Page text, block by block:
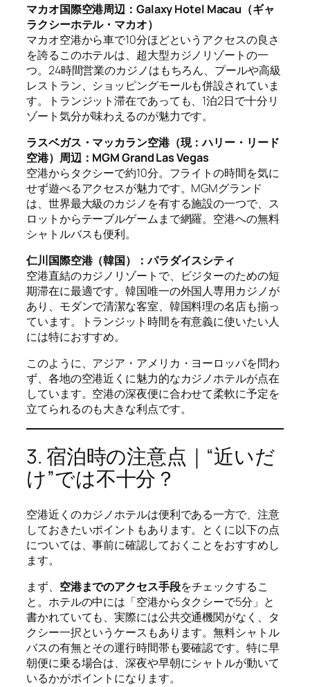
マカオ国際空港周辺：Galaxy Hotel Macau（ギャ
ラクシーホテル・マカオ）
マカオ空港から車で10分ほどというアクセスの良さ
を誇るこのホテルは、超大型カジノリゾートの一
つ。24時間営業のカジノはもちろん、プールや高級
レストラン、ショッピングモールも併設されていま
す。トランジット滞在であっても、1泊2日で十分リ
ゾート気分が味わえるのが魅力です。
ラスベガス・マッカラン空港（現：ハリー・リード
空港）周辺：MGM Grand Las Vegas
空港からタクシーで約10分。フライトの時間を気に
せず遊べるアクセスが魅力です。MGMグランド
は、世界最大級のカジノを有する施設の一つで、ス
ロットからテーブルゲームまで網羅。空港への無料
シャトルバスも便利。
仁川国際空港（韓国）：パラダイスシティ
空港直結のカジノリゾートで、ビジターのための短
期滞在に最適です。韓国唯一の外国人専用カジノが
あり、モダンで清潔な客室、韓国料理の名店も揃っ
ています。トランジット時間を有意義に使いたい人
には特におすすめ。
このように、アジア・アメリカ・ヨーロッパを問わ
ず、各地の空港近くに魅力的なカジノホテルが点在
しています。空港の深夜便に合わせて柔軟に予定を
立てられるのも大きな利点です。
3. 宿泊時の注意点｜“近いだ
け”では不十分？
空港近くのカジノホテルは便利である一方で、注意
しておきたいポイントもあります。とくに以下の点
については、事前に確認しておくことをおすすめし
ます。
まず、 空港までのアクセス手段をチェックするこ
と。ホテルの中には「空港からタクシーで5分」と
書かれていても、実際には公共交通機関がなく、タ
クシー一択というケースもあります。無料シャトル
バスの有無とその運行時間帯も要確認です。特に早
朝便に乗る場合は、深夜や早朝にシャトルが動いて
いるかがポイントになります。